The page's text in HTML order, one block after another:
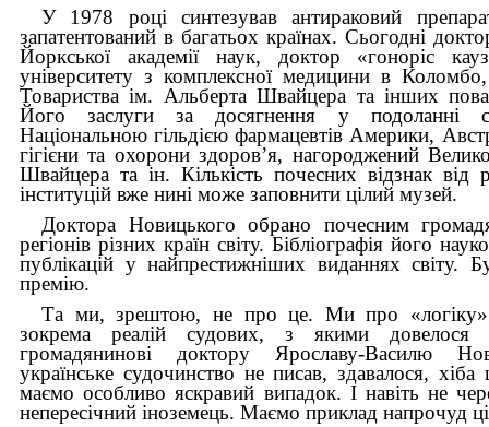
У 1978 році синтезував антираковий
запатентований в багатьох країнах. Сьогодні
Йоркської академії наук, доктор «гоноріс
університету з комплексної медицини в
Товариства ім. Альберта Швайцера та інших
Його заслуги за досягнення у подоланні
Національною гільдією фармацевтів Америки,
гігієни та охорони здоров’я, нагороджений
Швайцера та ін. Кількість почесних відзнак
інституцій вже нині може заповнити цілий музей.
Доктора Новицького обрано почесним
регіонів різних країн світу. Бібліографія його
публікацій у найпрестижніших виданнях світу.
премію.
Та ми, зрештою, не про це. Ми про «логіку»
зокрема реалій судових, з якими довелося
громадянинові доктору Ярославу-Василю
українське судочинство не писав, здавалося,
маємо особливо яскравий випадок. І навіть не
непересічний іноземець. Маємо приклад напрочуд